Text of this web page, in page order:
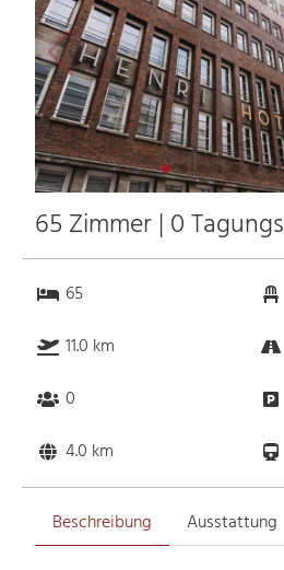
65 Zimmer | 0
65
11.0 km
0
4.0 km
Beschreibung Ausstattung